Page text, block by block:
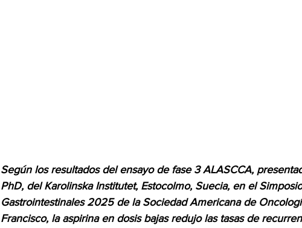
Según los resultados del ensayo de fase 3 ALASCCA,
PhD, del Karolinska Institutet, Estocolmo, Suecia, en el
Gastrointestinales 2025 de la Sociedad Americana de
Francisco, la aspirina en dosis bajas redujo las tasas de